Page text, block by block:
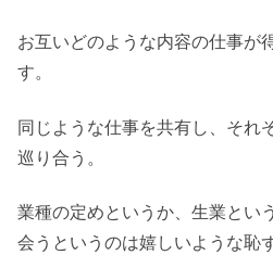
お互いどのような内容の仕事が
す。
同じような仕事を共有し、それ
巡り合う。
業種の定めというか、生業とい
会うというのは嬉しいような恥